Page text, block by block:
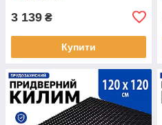
3 139 ₴
Купити